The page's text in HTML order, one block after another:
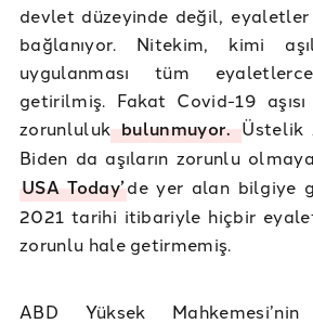
devlet düzeyinde değil,
bağlanıyor. Nitekim, kimi
uygulanması tüm
getirilmiş. Fakat Covid-19
zorunlulukbulunmuyor.Üstelik
Biden da aşıların zorunlu
USA Today’de yer alan bilgiye
2021 tarihi itibariyle hiçbir eyalet
zorunlu hale getirmemiş.
ABD Yüksek